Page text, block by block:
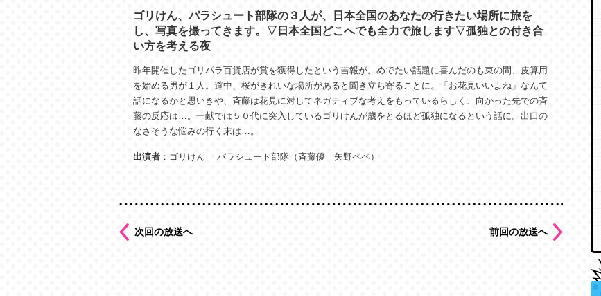
ゴリけん、パラシュート部隊の３人が、日本全国のあなたの行きたい場所に旅を
し、写真を撮ってきます。▽日本全国どこへでも全力で旅します▽孤独との付き合
い方を考える夜
昨年開催したゴリパラ百貨店が賞を獲得したという吉報が。めでたい話題に喜んだのも束の間、皮算用
を始める男が１人。道中、桜がきれいな場所があると聞き立ち寄ることに。「お花見いいよね」なんて
話になるかと思いきや、斉藤は花見に対してネガティブな考えをもっているらしく、向かった先での斉
藤の反応は…。一献では５０代に突入しているゴリけんが歳をとるほど孤独になるという話に。出口の
なさそうな悩みの行く末は…。
出演者 ：ゴリけん パラシュート部隊（斉藤優 矢野ペペ）
次回の放送へ 前回の放送へ